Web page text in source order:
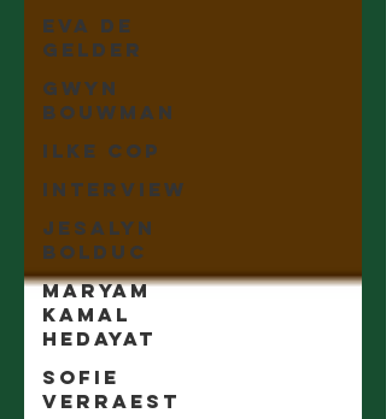
Eva De
Gelder
Gwyn
Bouwman
Ilke Cop
Interview
Jesalyn
Bolduc
Maryam
Kamal
Hedayat
Sofie
Verraest